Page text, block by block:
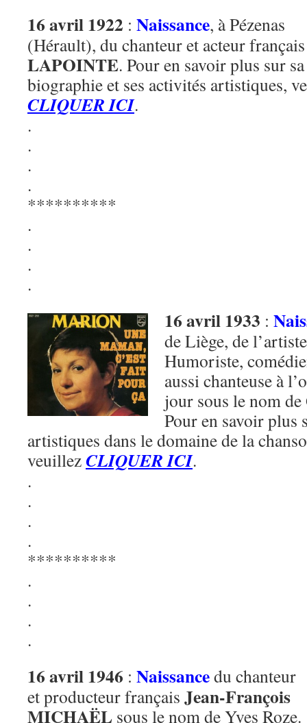
16 avril 1922 : Naissance, à Pézenas
(Hérault), du chanteur et acteur
LAPOINTE. Pour en savoir plus sur sa
biographie et ses activités artistiques,
CLIQUER ICI.
.
.
.
.
**********
.
.
.
.
16 avril 1933 :
de Liège, de
Humoriste,
aussi chanteuse à
jour sous le nom
Pour en savoir plus
artistiques dans le domaine de la
veuillezCLIQUER ICI.
.
.
.
.
**********
.
.
.
.
16 avril 1946 : Naissancedu chanteur
et producteur français Jean-François
MICHAËL sous le nom de Yves Roze.